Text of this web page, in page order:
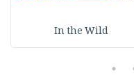
In the Wild
5